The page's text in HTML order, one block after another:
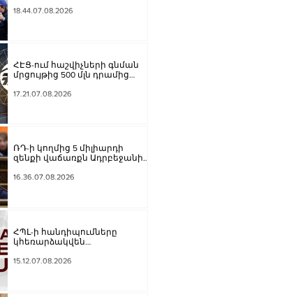
դեպքի նախաքննությունն
18.44.07.08.2026
ՀԷՑ-ում հաշվիչների գնման
մրցույթից 500 մլն դրամից
արձանագրվել
17.21.07.08.2026
ՌԴ-ի կողմից 5 միլիարդի
զենքի վաճառքն Ադրբեջանին
սպառնալի՞ք էր, թե՞
16.36.07.08.2026
ՀՊԼ-ի հանդիպումները
կհեռարձակվեն
պաշտոնական
15.12.07.08.2026